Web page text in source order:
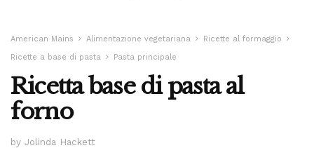
American Mains Alimentazione vegetariana
Ricette al formaggio
Ricette a base di pasta
Pasta principale
Ricetta base di pasta al
forno
by Jolinda Hackett